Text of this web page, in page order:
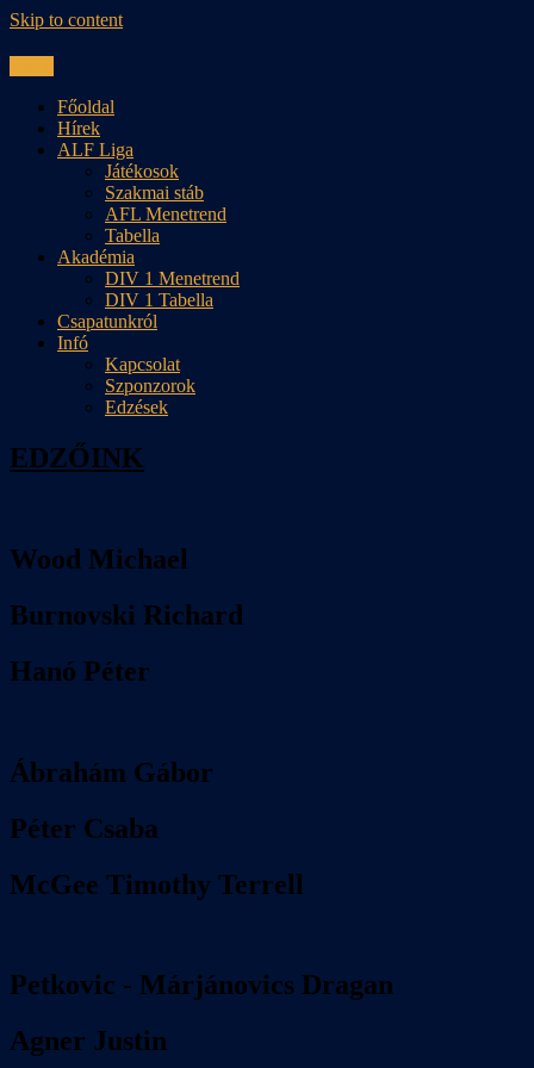
Skip to content
Főoldal
Hírek
ALF Liga
Játékosok
Szakmai stáb
AFL Menetrend
Tabella
Akadémia
DIV 1 Menetrend
DIV 1 Tabella
Csapatunkról
Infó
Kapcsolat
Szponzorok
Edzések
EDZŐINK
Wood Michael
Burnovski Richard
Hanó Péter
Ábrahám Gábor
Péter Csaba
McGee Timothy Terrell
Petkovic - Márjánovics Dragan
Agner Justin